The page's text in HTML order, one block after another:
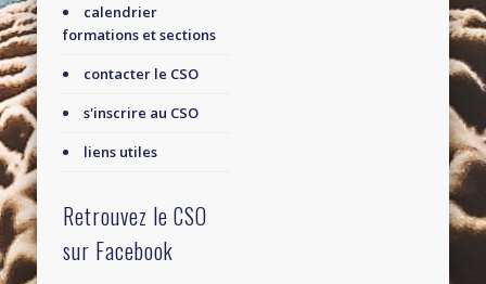
calendrier
formations et sections
contacter le CSO
s'inscrire au CSO
liens utiles
Retrouvez le CSO
sur Facebook